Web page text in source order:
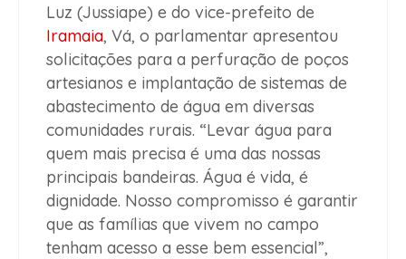
Luz (Jussiape) e do vice-prefeito de
Iramaia, Vá, o parlamentar apresentou
solicitações para a perfuração de poços
artesianos e implantação de sistemas de
abastecimento de água em diversas
comunidades rurais. “Levar água para
quem mais precisa é uma das nossas
principais bandeiras. Água é vida, é
dignidade. Nosso compromisso é garantir
que as famílias que vivem no campo
tenham acesso a esse bem essencial”,